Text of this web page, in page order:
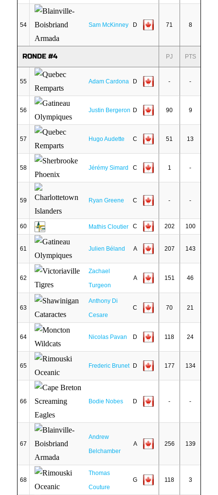
54 Sam McKinney D 71 8
RONDE #4 PJ PTS
55 Adam Cardona D - -
56 Justin Bergeron D 90 9
57 Hugo Audette C 51 13
58 Jérémy Simard C 1 -
59 Ryan Greene C - -
60 Mathis Cloutier C 202 100
61 Julien Béland A 207 143
62
Zachael
Turgeon
A 151 46
63
Anthony Di
Cesare
C 70 21
64 Nicolas Pavan D 118 24
65 Frederic Brunet D 177 134
66 Bodie Nobes D - -
67
Andrew
Belchamber
A 256 139
68
Thomas
Couture
G 118 3